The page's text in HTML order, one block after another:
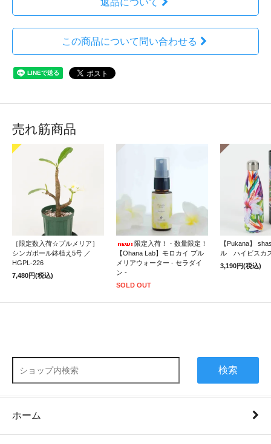
返品について
この商品について問い合わせる
売れ筋商品
［限定数入荷☆プルメリア］
シンガポール鉢植え5号 ／
HGPL-226
7,480円(税込)
限定入荷！・数量限定！
【Ohana Lab】モロカイ プル
メリアウォーター - セラダイ
ン -
SOLD OUT
【Pukana】
ル ハイビスカ
3,190円(税込)
検索
ホーム